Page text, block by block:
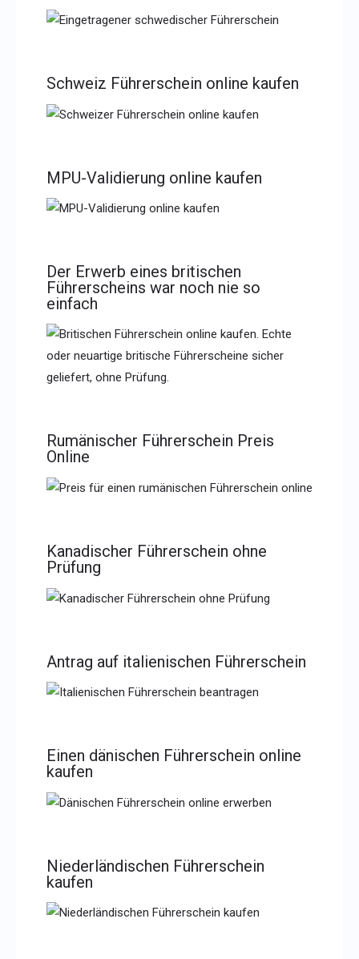
Schweiz Führerschein online kaufen
MPU-Validierung online kaufen
Der Erwerb eines britischen
Führerscheins war noch nie so
einfach
Rumänischer Führerschein Preis
Online
Kanadischer Führerschein ohne
Prüfung
Antrag auf italienischen Führerschein
Einen dänischen Führerschein online
kaufen
Niederländischen Führerschein
kaufen